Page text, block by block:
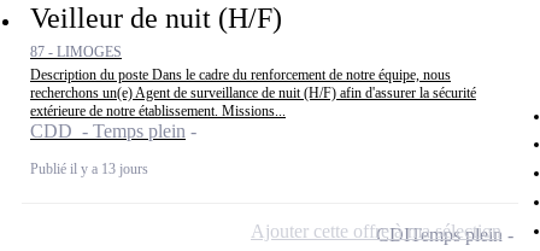
Veilleur de nuit (H/F)
87 - LIMOGES
Description du poste Dans le cadre du renforcement de notre équipe, nous
recherchons un(e) Agent de surveillance de nuit (H/F) afin d'assurer la sécurité
extérieure de notre établissement. Missions...
CDD - Temps plein
Publié il y a 13 jours
CDITemps plein
Ajouter cette offre à ma sélection